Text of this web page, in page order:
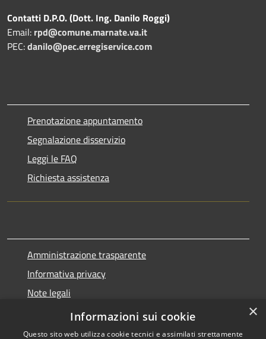
Contatti D.P.O. (Dott. Ing. Danilo Roggi)
Email: rpd@comune.marnate.va.it
PEC:danilo@pec.erregiservice.com
Prenotazione appuntamento
Segnalazione disservizio
Leggi le FAQ
Richiesta assistenza
Amministrazione trasparente
Informativa privacy
Note legali
Dichiarazione di accessibilità
×
Informazioni sui cookie
Questo sito web utilizza cookie tecnici e assimilati strettamente